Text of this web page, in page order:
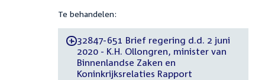
Te behandelen:
-32847-651 Brief regering d.d. 2 juni
2020 - K.H. Ollongren, minister van
Binnenlandse Zaken en
Koninkrijksrelaties Rapport